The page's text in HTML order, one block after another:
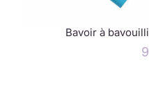
Bavoir à